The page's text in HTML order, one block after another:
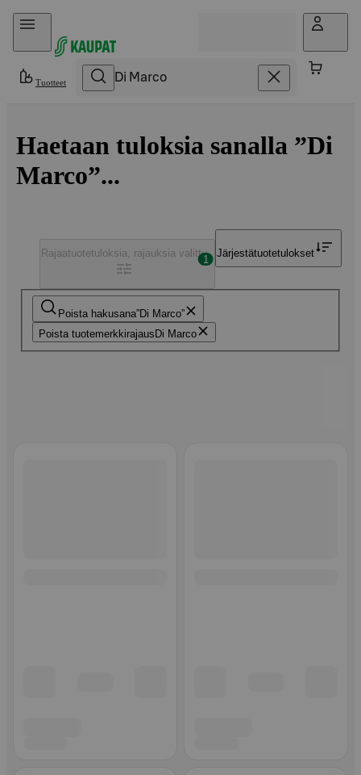
Hyppää sisältöön
Tuotteet
Haetaan tuloksia sanalla ”Di
Marco”...
Poista hakusana Di Marco
Poista tuotemerkkirajaus Di Marco
Rajaatuotetuloksia, rajauksia valittu
1
Järjestätuotetulokset